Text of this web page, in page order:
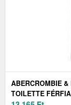
ABERCROMBIE
TOILETTE